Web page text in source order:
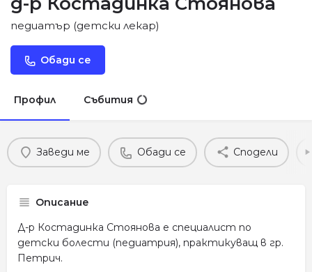
педиатър (детски лекар)
Обади се
Профил Събития
Заведи ме Обади се Сподели
Описание
Д-р Костадинка Стоянова е специалист по
детски болести (педиатрия), практикуващ в гр.
Петрич.